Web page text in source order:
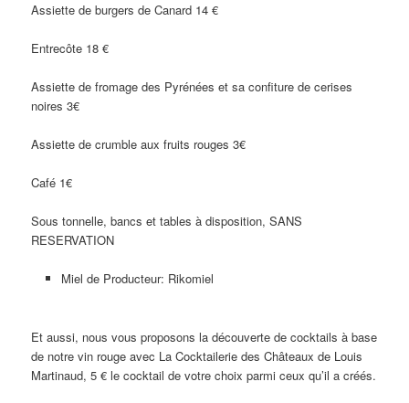
Assiette de burgers de Canard 14 €
Entrecôte 18 €
Assiette de fromage des Pyrénées et sa confiture de cerises
noires 3€
Assiette de crumble aux fruits rouges 3€
Café 1€
Sous tonnelle, bancs et tables à disposition, SANS
RESERVATION
Miel de Producteur: Rikomiel
Et aussi, nous vous proposons la découverte de cocktails à base
de notre vin rouge avec La Cocktailerie des Châteaux de Louis
Martinaud, 5 € le cocktail de votre choix parmi ceux qu’il a créés.